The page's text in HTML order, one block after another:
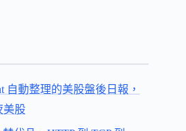
自動整理的美股盤後日報，
美股